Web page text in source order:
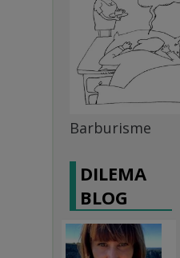
Barburisme
DILEMA
BLOG